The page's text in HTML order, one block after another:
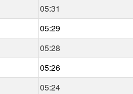
05:31
05:29
05:28
05:26
05:24